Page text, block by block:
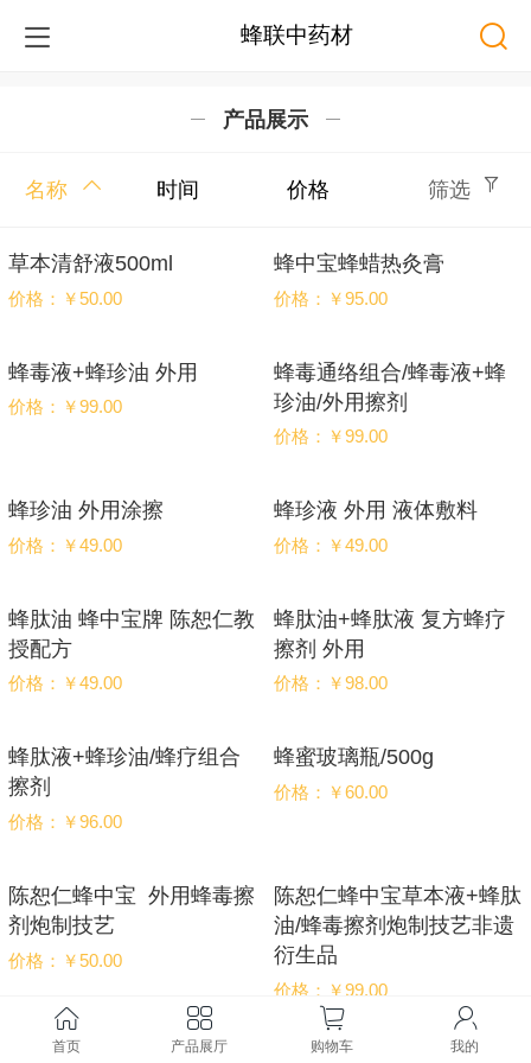
蜂联中药材
产品展示
名称 时间 价格 筛选
草本清舒液500ml
价格：￥50.00
蜂中宝蜂蜡热灸膏
价格：￥95.00
蜂毒液+蜂珍油 外用
价格：￥99.00
蜂毒通络组合/蜂毒液+蜂
珍油/外用擦剂
价格：￥99.00
蜂珍油 外用涂擦
价格：￥49.00
蜂珍液 外用 液体敷料
价格：￥49.00
蜂肽油 蜂中宝牌 陈恕仁教
授配方
价格：￥49.00
蜂肽油+蜂肽液 复方蜂疗
擦剂 外用
价格：￥98.00
蜂肽液+蜂珍油/蜂疗组合
擦剂
价格：￥96.00
蜂蜜玻璃瓶/500g
价格：￥60.00
陈恕仁蜂中宝 外用蜂毒擦
剂炮制技艺
价格：￥50.00
陈恕仁蜂中宝草本液+蜂肽
油/蜂毒擦剂炮制技艺非遗
衍生品
价格：￥99.00
首页 产品展厅 购物车 我的